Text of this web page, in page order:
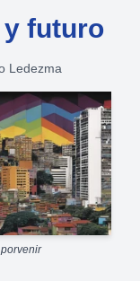
y futuro
Ledezma